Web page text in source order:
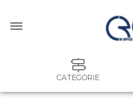
CATEGORIE